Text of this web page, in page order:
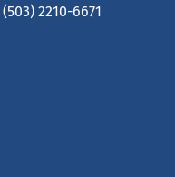
2210-6671